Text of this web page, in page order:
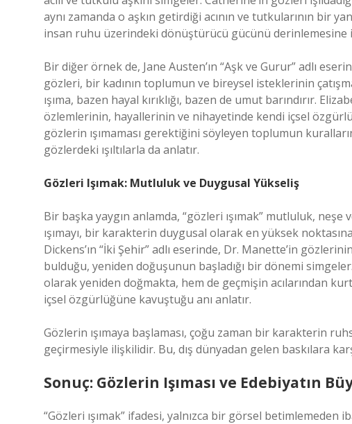
aynı zamanda o aşkın getirdiği acının ve tutkularının bir
insan ruhu üzerindeki dönüştürücü gücünü derinlemesine
Bir diğer örnek de, Jane Austen’ın “Aşk ve Gurur” adlı
gözleri, bir kadının toplumun ve bireysel isteklerinin
ışıma, bazen hayal kırıklığı, bazen de umut barındırır.
özlemlerinin, hayallerinin ve nihayetinde kendi içsel
gözlerin ışımaması gerektiğini söyleyen toplumun
gözlerdeki ışıltılarla da anlatır.
Gözleri Işımak: Mutluluk ve Duygusal Yükseliş
Bir başka yaygın anlamda, “gözleri ışımak” mutluluk,
ışımayı, bir karakterin duygusal olarak en yüksek
Dickens’ın “İki Şehir” adlı eserinde, Dr. Manette’in
bulduğu, yeniden doğuşunun başladığı bir dönemi
olarak yeniden doğmakta, hem de geçmişin acılarından
içsel özgürlüğüne kavuştuğu anı anlatır.
Gözlerin ışımaya başlaması, çoğu zaman bir karakterin
geçirmesiyle ilişkilidir. Bu, dış dünyadan gelen baskılara
Sonuç: Gözlerin Işıması ve Edebiyatın
“Gözleri ışımak” ifadesi, yalnızca bir görsel